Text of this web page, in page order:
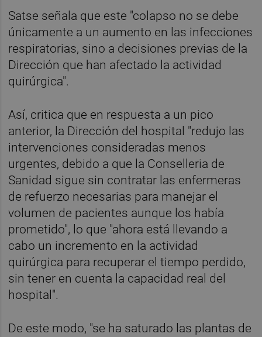
Satse señala que este "colapso no se debe
únicamente a un aumento en las infecciones
respiratorias, sino a decisiones previas de la
Dirección que han afectado la actividad
quirúrgica".
Así, critica que en respuesta a un pico
anterior, la Dirección del hospital "redujo las
intervenciones consideradas menos
urgentes, debido a que la Conselleria de
Sanidad sigue sin contratar las enfermeras
de refuerzo necesarias para manejar el
volumen de pacientes aunque los había
prometido", lo que "ahora está llevando a
cabo un incremento en la actividad
quirúrgica para recuperar el tiempo perdido,
sin tener en cuenta la capacidad real del
hospital".
De este modo, "se ha saturado las plantas de